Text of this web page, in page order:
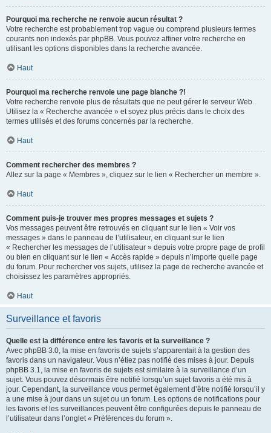
Pourquoi ma recherche ne renvoie aucun résultat ?
Votre recherche est probablement trop vague ou comprend plusieurs termes
courants non indexés par phpBB. Vous pouvez affiner votre recherche en
utilisant les options disponibles dans la recherche avancée.
Haut
Pourquoi ma recherche renvoie une page blanche ?!
Votre recherche renvoie plus de résultats que ne peut gérer le serveur Web.
Utilisez la « Recherche avancée » et soyez plus précis dans le choix des
termes utilisés et des forums concernés par la recherche.
Haut
Comment rechercher des membres ?
Allez sur la page « Membres », cliquez sur le lien « Rechercher un membre ».
Haut
Comment puis-je trouver mes propres messages et sujets ?
Vos messages peuvent être retrouvés en cliquant sur le lien « Voir vos
messages » dans le panneau de l’utilisateur, en cliquant sur le lien
« Rechercher les messages de l’utilisateur » depuis votre propre page de profil
ou bien en cliquant sur le lien « Accès rapide » depuis n’importe quelle page
du forum. Pour rechercher vos sujets, utilisez la page de recherche avancée et
choisissez les paramètres appropriés.
Haut
Surveillance et favoris
Quelle est la différence entre les favoris et la surveillance ?
Avec phpBB 3.0, la mise en favoris de sujets s’apparentait à la gestion des
favoris dans un navigateur. Vous n’étiez pas notifié des mises à jour. Depuis
phpBB 3.1, la mise en favoris de sujets est similaire à la surveillance d’un
sujet. Vous pouvez désormais être notifié lorsqu’un sujet favoris a été mis à
jour. Cependant, la surveillance vous permet également d’être notifié lorsqu’il y
a une mise à jour dans un sujet ou un forum. Les options de notifications pour
les favoris et les surveillances peuvent être configurées depuis le panneau de
l’utilisateur dans l’onglet « Préférences du forum ».